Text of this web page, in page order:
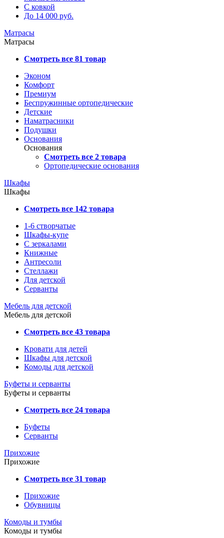
С ковкой
До 14 000 руб.
Матрасы
Матрасы
Смотреть все 81 товар
Эконом
Комфорт
Премиум
Беспружинные ортопедические
Детские
Наматрасники
Подушки
Основания
Основания
Смотреть все 2 товара
Ортопедические основания
Шкафы
Шкафы
Смотреть все 142 товара
1-6 створчатые
Шкафы-купе
С зеркалами
Книжные
Антресоли
Стеллажи
Для детской
Серванты
Мебель для детской
Мебель для детской
Смотреть все 43 товара
Кровати для детей
Шкафы для детской
Комоды для детской
Буфеты и серванты
Буфеты и серванты
Смотреть все 24 товара
Буфеты
Серванты
Прихожие
Прихожие
Смотреть все 31 товар
Прихожие
Обувницы
Комоды и тумбы
Комоды и тумбы